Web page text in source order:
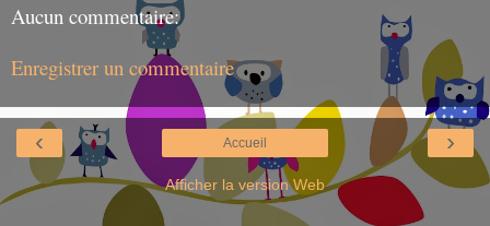
Aucun commentaire:
Enregistrer un commentaire
‹ ›
Accueil
Afficher la version Web